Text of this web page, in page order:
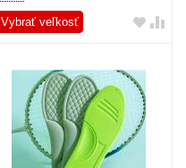
Vybrať veľkosť